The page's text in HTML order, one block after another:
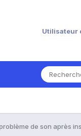
Utilisateur
de son après